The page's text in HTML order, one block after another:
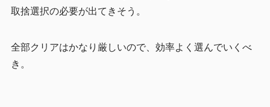
取捨選択の必要が出てきそう。
全部クリアはかなり厳しいので、効率よく選んでいくべ
き。